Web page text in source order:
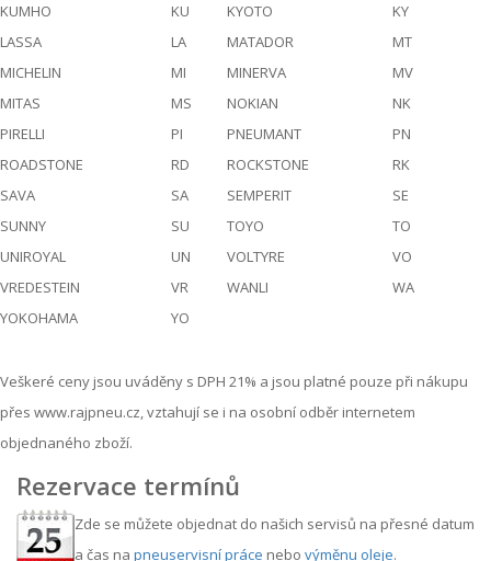
KUMHO
KU KYOTO
KY
LASSA
LA MATADOR
MT
MICHELIN
MI MINERVA
MV
MITAS
MS NOKIAN
NK
PIRELLI
PI PNEUMANT
PN
ROADSTONE
RD ROCKSTONE
RK
SAVA
SA SEMPERIT
SE
SUNNY
SU TOYO
TO
UNIROYAL
UN VOLTYRE
VO
VREDESTEIN
VR WANLI
WA
YOKOHAMA
YO
Veškeré ceny jsou uváděny s DPH 21% a jsou platné pouze při nákupu
přes www.rajpneu.cz, vztahují se i na osobní odběr internetem
objednaného zboží.
Rezervace termínů
Zde se můžete objednat do našich servisů na přesné datum
a čas na pneuservisní práce nebo výměnu oleje.